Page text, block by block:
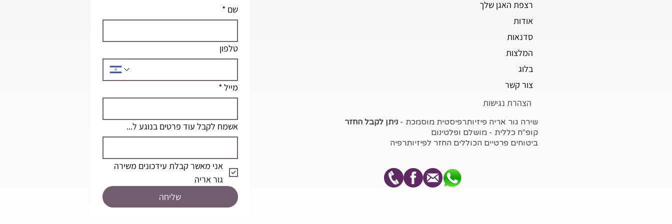
שם *
טלפון
מייל*
אשמח לקבל עוד פרטים בנוגע ל...
גור אריה
שליחה
רצפת האגן שלך
אודות
סדנאות
המלצות
בלוג
צור קשר
הצהרת נגישות
שירה גור אריה פיזיותרפיסטית מוסמכת -ניתן לקבל החזר
קופ"ח כללית - מושלם ופלטינום
ביטוחים פרטיים הכוללים החזר לפיזיותרפיה